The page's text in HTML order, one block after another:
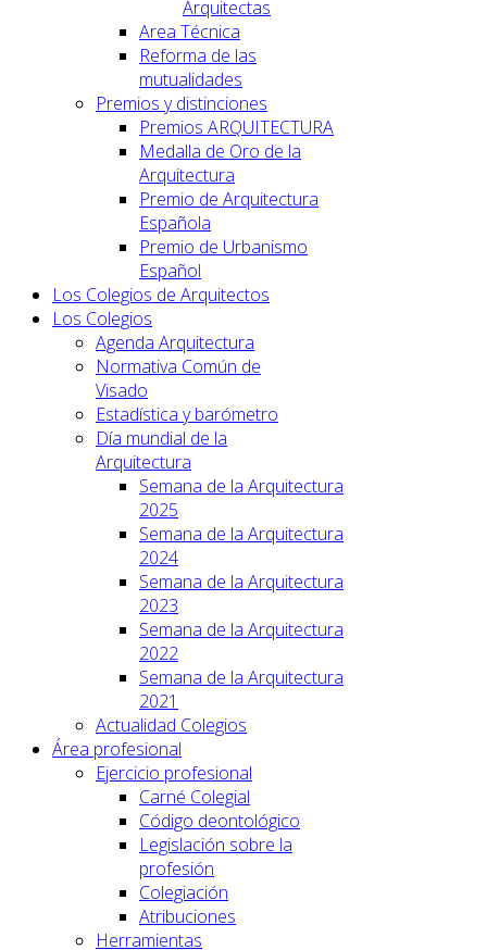
Arquitectas
Area Técnica
Reforma de las
mutualidades
Premios y distinciones
Premios ARQUITECTURA
Medalla de Oro de la
Arquitectura
Premio de Arquitectura
Española
Premio de Urbanismo
Español
Los Colegios de Arquitectos
Los Colegios
Agenda Arquitectura
Normativa Común de
Visado
Estadística y barómetro
Día mundial de la
Arquitectura
Semana de la Arquitectura
2025
Semana de la Arquitectura
2024
Semana de la Arquitectura
2023
Semana de la Arquitectura
2022
Semana de la Arquitectura
2021
Actualidad Colegios
Área profesional
Ejercicio profesional
Carné Colegial
Código deontológico
Legislación sobre la
profesión
Colegiación
Atribuciones
Herramientas